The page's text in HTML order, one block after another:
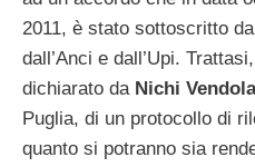
2011, è stato sottoscritto
dall’Anci e dall’Upi.
dichiarato da Nichi Vendola
Puglia, di un protocollo di
quanto si potranno sia